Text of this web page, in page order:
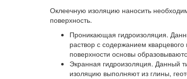
Оклеечную изоляцию наносить
поверхность.
Проникающая гидроизоляция.
раствор с содержанием
поверхности основы
Экранная гидроизоляция. Данный
изоляцию выполняют из глины,